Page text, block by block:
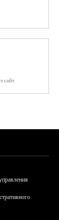
сайт